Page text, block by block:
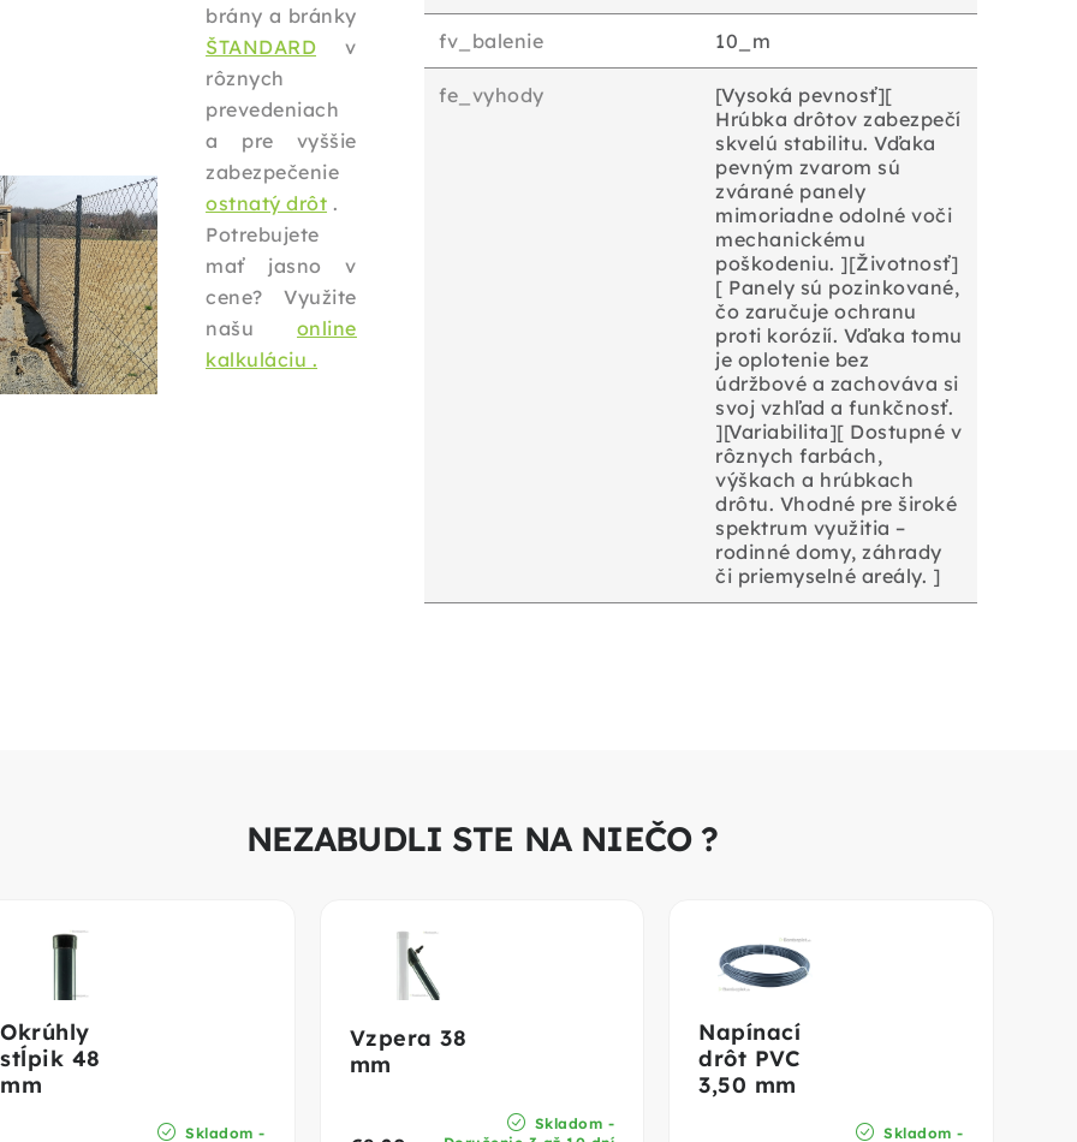
brány a bránky
ŠTANDARD v
rôznych
prevedeniach
a pre vyššie
zabezpečenie
ostnatý drôt .
Potrebujete
mať jasno v
cene? Využite
našu online
kalkuláciu .
fv_balenie 10_m
fe_vyhody
[Vysoká pevnosť][
Hrúbka drôtov zabezpečí
skvelú stabilitu. Vďaka
pevným zvarom sú
zvárané panely
mimoriadne odolné voči
mechanickému
poškodeniu. ][Životnosť]
[ Panely sú pozinkované,
čo zaručuje ochranu
proti korózií. Vďaka tomu
je oplotenie bez
údržbové a zachováva si
svoj vzhľad a funkčnosť.
][Variabilita][ Dostupné v
rôznych farbách,
výškach a hrúbkach
drôtu. Vhodné pre široké
spektrum využitia –
rodinné domy, záhrady
či priemyselné areály. ]
NEZABUDLI STE NA NIEČO ?
Okrúhly
stĺpik 48
mm
Skladom -
Vzpera 38
mm
Skladom -
Napínací
drôt PVC
3,50 mm
Skladom -